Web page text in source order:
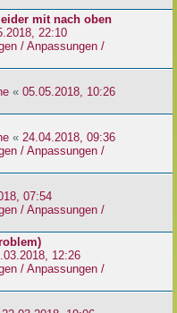
mit nach oben
22:10
/ Anpassungen /
« 05.05.2018, 10:26
« 24.04.2018, 09:36
/ Anpassungen /
07:54
/ Anpassungen /
12:26
/ Anpassungen /